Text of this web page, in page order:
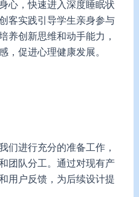
心，快速进入深度睡眠状
客实践引导学生亲身参与
养创新思维和动手能力，
，促进心理健康发展。
们进行充分的准备工作，
团队分工。通过对现有产
用户反馈，为后续设计提